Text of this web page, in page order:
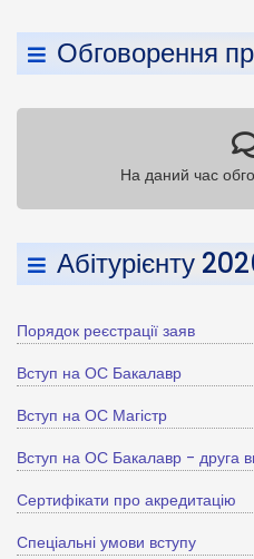
Обговорення
На даний час
Абітурієнту
Порядок реєстрації заяв
Вступ на ОС Бакалавр
Вступ на ОС Магістр
Вступ на ОС Бакалавр - друга
Сертифікати про акредитацію
Спеціальні умови вступу